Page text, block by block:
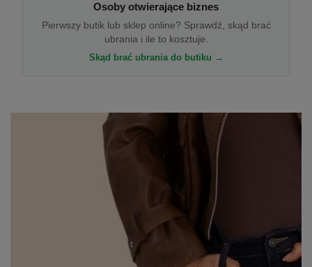
Osoby otwierające biznes
Pierwszy butik lub sklep online? Sprawdź, skąd brać
ubrania i ile to kosztuje.
Skąd brać ubrania do butiku →